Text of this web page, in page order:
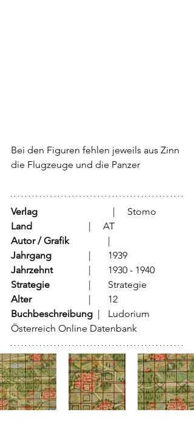
Bei den Figuren fehlen jeweils aus Zinn
die Flugzeuge und die Panzer
Verlag
			  |     Stomo
Land
			  |     AT
Autor / Grafik
	          |
Jahrgang
		  |	1939
Jahrzehnt
		  |	1930 - 1940
Strategie
		  |	Strategie
Alter
			  |	12
Buchbeschreibung |	Ludorium
Österreich Online Datenbank